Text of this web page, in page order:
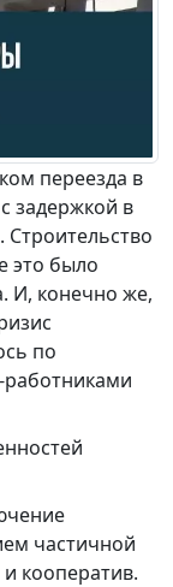
переезда в
задержкой в
Строительство
это было
И, конечно же,
по
работниками
частичной
кооператив.